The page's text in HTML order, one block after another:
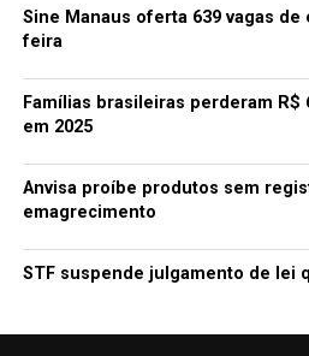
Sine Manaus oferta 639 vagas
feira
Famílias brasileiras perderam R$
em 2025
Anvisa proíbe produtos sem
emagrecimento
STF suspende julgamento de lei